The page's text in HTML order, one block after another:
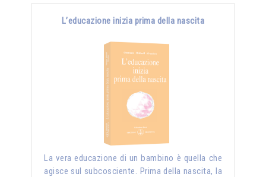
L’educazione inizia prima della nascita
La vera educazione di un bambino è quella che
agisce sul subcosciente. Prima della nascita, la